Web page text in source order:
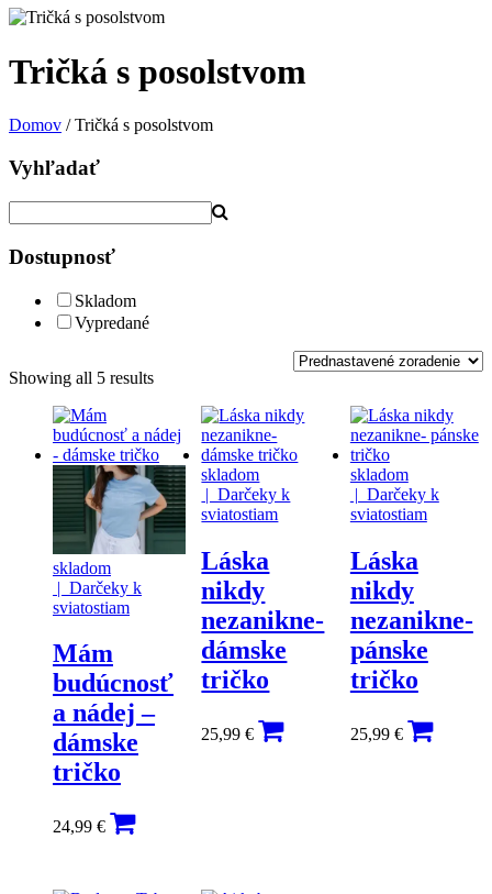
Tričká s posolstvom
Domov / Tričká s posolstvom
Vyhľadať
Dostupnosť
Skladom
Vypredané
Showing all 5 results
skladom
| Darčeky k
sviatostiam
Mám
budúcnosť
a nádej –
dámske
tričko
24,99 €
skladom
| Darčeky k
sviatostiam
Láska
nikdy
nezanikne-
dámske
tričko
25,99€
skladom
| Darčeky k
sviatostiam
Láska
nikdy
nezanikne-
pánske
tričko
25,99 €